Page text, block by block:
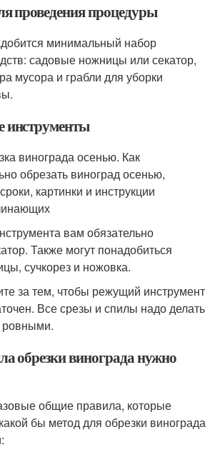
проведения процедуры
минимальный набор
садовые ножницы или секатор,
мусора и грабли для уборки
инструменты
вам обязательно
Также могут понадобиться
сучкорез и ножовка.
за тем, чтобы режущий инструмент
Все срезы и спилы надо делать
ровными.
обрезки винограда нужно
общие правила, которые
бы метод для обрезки винограда